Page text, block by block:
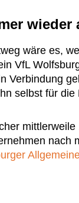
wieder
wäre es,
VfL
Verbindung
selbst für
nach